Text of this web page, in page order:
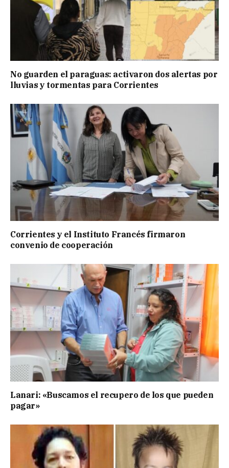
No guarden el paraguas: activaron dos alertas por
lluvias y tormentas para Corrientes
Corrientes y el Instituto Francés firmaron
convenio de cooperación
Lanari: «Buscamos el recupero de los que pueden
pagar»